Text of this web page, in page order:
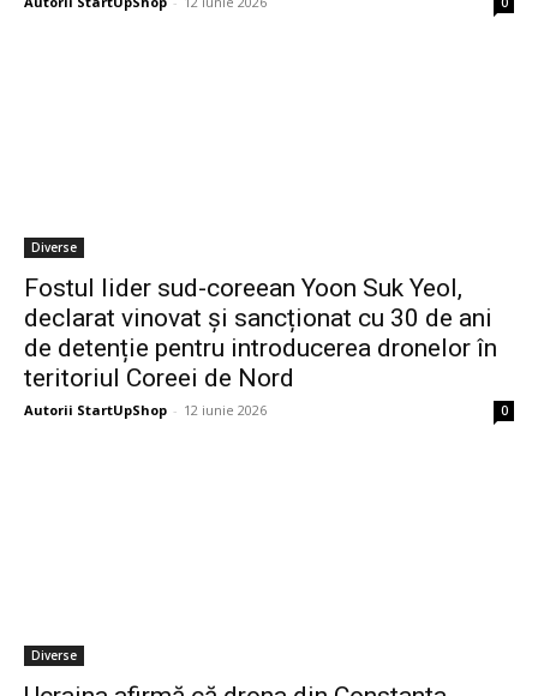
Diverse
Fostul lider sud-coreean Yoon Suk Yeol,
declarat vinovat și sancționat cu 30 de ani
de detenție pentru introducerea dronelor în
teritoriul Coreei de Nord
Autorii StartUpShop - 12 iunie 2026 0
Diverse